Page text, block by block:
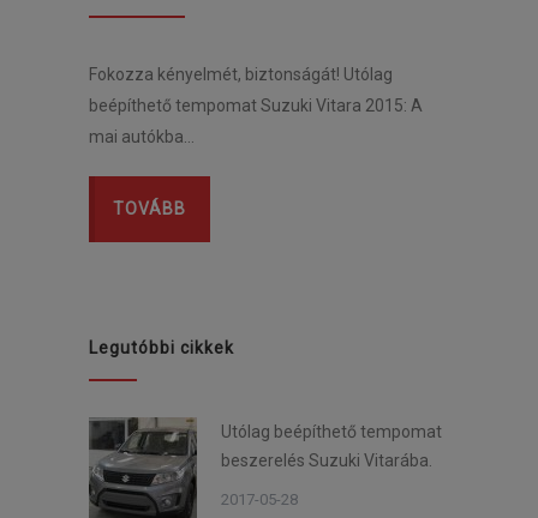
Fokozza kényelmét, biztonságát! Utólag
beépíthető tempomat Suzuki Vitara 2015: A
mai autókba…
TOVÁBB
Legutóbbi cikkek
Utólag beépíthető tempomat
beszerelés Suzuki Vitarába.
2017-05-28